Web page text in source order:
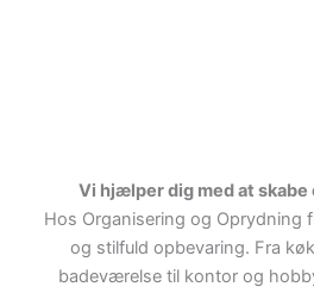
Vi hjælper dig med at skabe
Hos Organisering og Oprydning
og stilfuld opbevaring. Fra
badeværelse til kontor og